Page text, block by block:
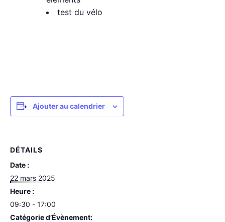
test du vélo
Ajouter au calendrier
DÉTAILS
Date :
22 mars 2025
Heure :
09:30 - 17:00
Catégorie d’Évènement: